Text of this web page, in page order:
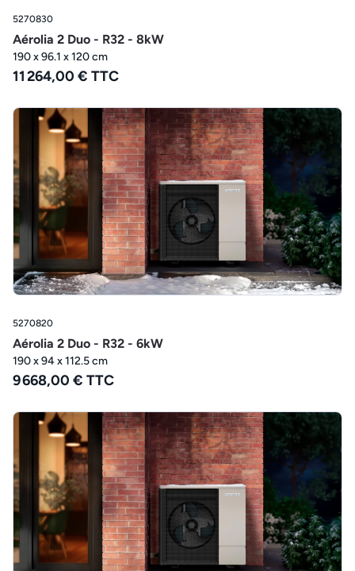
5270830
Aérolia 2 Duo - R32 - 8kW
190 x 96.1 x 120 cm
11 264,00 € TTC
5270820
Aérolia 2 Duo - R32 - 6kW
190 x 94 x 112.5 cm
9 668,00 € TTC